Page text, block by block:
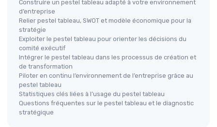
Construire un pestel tableau adapté à votre environnement
d’entreprise
Relier pestel tableau, SWOT et modèle économique pour la
stratégie
Exploiter le pestel tableau pour orienter les décisions du
comité exécutif
Intégrer le pestel tableau dans les processus de création et
de transformation
Piloter en continu l’environnement de l’entreprise grâce au
pestel tableau
Statistiques clés liées à l’usage du pestel tableau
Questions fréquentes sur le pestel tableau et le diagnostic
stratégique